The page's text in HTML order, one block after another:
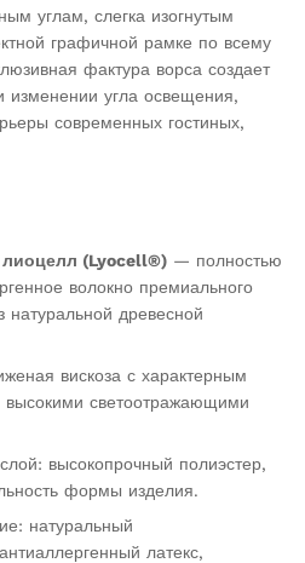
углам, слегка изогнутым
графичной рамке по всему
фактура ворса создает
изменении угла освещения,
современных гостиных,
лиоцелл (Lyocell®) — полностью
волокно премиального
натуральной древесной
вискоза с характерным
светоотражающими
высокопрочный полиэстер,
формы изделия.
натуральный
латекс,